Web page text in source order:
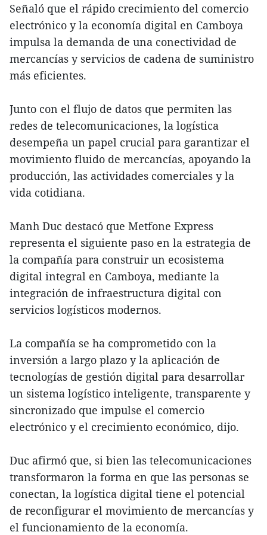
Señaló que el rápido crecimiento del comercio
electrónico y la economía digital en Camboya
impulsa la demanda de una conectividad de
mercancías y servicios de cadena de suministro
más eficientes.
Junto con el flujo de datos que permiten las
redes de telecomunicaciones, la logística
desempeña un papel crucial para garantizar el
movimiento fluido de mercancías, apoyando la
producción, las actividades comerciales y la
vida cotidiana.
Manh Duc destacó que Metfone Express
representa el siguiente paso en la estrategia de
la compañía para construir un ecosistema
digital integral en Camboya, mediante la
integración de infraestructura digital con
servicios logísticos modernos.
La compañía se ha comprometido con la
inversión a largo plazo y la aplicación de
tecnologías de gestión digital para desarrollar
un sistema logístico inteligente, transparente y
sincronizado que impulse el comercio
electrónico y el crecimiento económico, dijo.
Duc afirmó que, si bien las telecomunicaciones
transformaron la forma en que las personas se
conectan, la logística digital tiene el potencial
de reconfigurar el movimiento de mercancías y
el funcionamiento de la economía.